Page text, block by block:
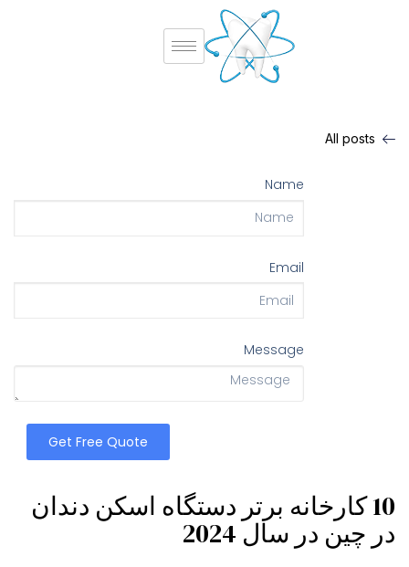
All posts
Name
Email
Message
Get Free Quote
10 کارخانه برتر دستگاه اسکن دندان
در چین در سال 2024